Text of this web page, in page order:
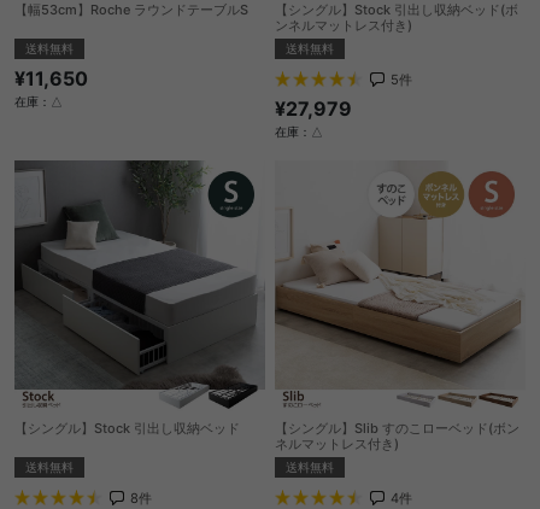
【幅53cm】Roche ラウンドテーブルS
送料無料
¥11,650
在庫：△
【シングル】Stock 引出し収納ベッド(ボ
ンネルマットレス付き)
送料無料
5件
¥27,979
在庫：△
【シングル】Stock 引出し収納ベッド
送料無料
8件
【シングル】Slib すのこローベッド(ボン
ネルマットレス付き)
送料無料
4件